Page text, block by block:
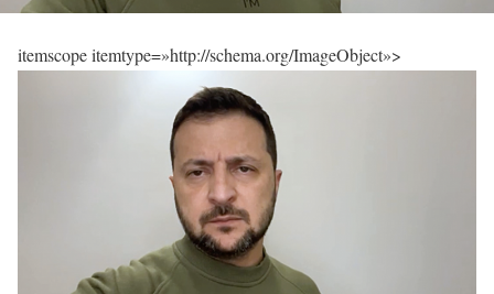
itemscope itemtype=»http://schema.org/ImageObject»>